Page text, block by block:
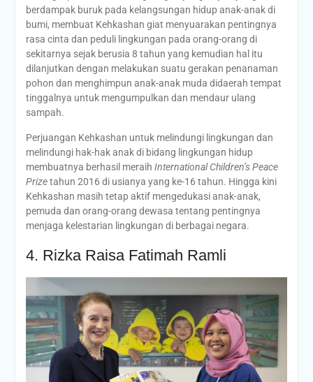
berdampak buruk pada kelangsungan hidup anak-anak di
bumi, membuat Kehkashan giat menyuarakan pentingnya
rasa cinta dan peduli lingkungan pada orang-orang di
sekitarnya sejak berusia 8 tahun yang kemudian hal itu
dilanjutkan dengan melakukan suatu gerakan penanaman
pohon dan menghimpun anak-anak muda didaerah tempat
tinggalnya untuk mengumpulkan dan mendaur ulang
sampah.
Perjuangan Kehkashan untuk melindungi lingkungan dan
melindungi hak-hak anak di bidang lingkungan hidup
membuatnya berhasil meraih International Children’s Peace
Prizetahun 2016 di usianya yang ke-16 tahun. Hingga kini
Kehkashan masih tetap aktif mengedukasi anak-anak,
pemuda dan orang-orang dewasa tentang pentingnya
menjaga kelestarian lingkungan di berbagai negara.
4. Rizka Raisa Fatimah Ramli